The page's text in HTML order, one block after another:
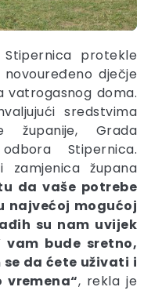
protekle
dječje
vatrogasnog doma.
sredstvima
županije, Grada
Stipernica.
zamjenica župana
da vaše potrebe
najvećoj mogućoj
su nam uvijek
vam bude sretno,
da ćete uživati i
, rekla je